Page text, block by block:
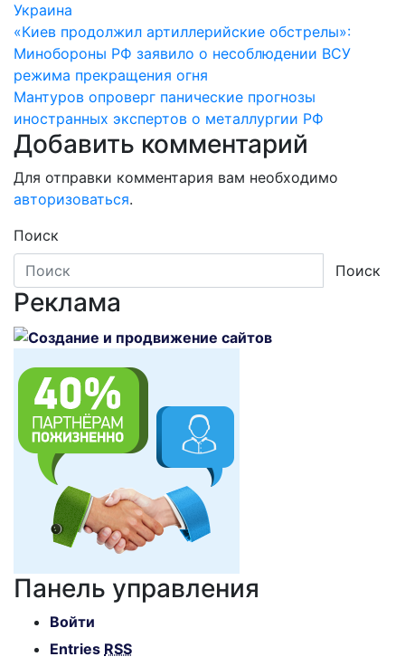
Украина
Навигация
по
записям
«Киев продолжил артиллерийские обстрелы»:
Минобороны РФ заявило о несоблюдении ВСУ
режима прекращения огня
Мантуров опроверг панические прогнозы
иностранных экспертов о металлургии РФ
Добавить комментарий
Для отправки комментария вам необходимо
авторизоваться.
Поиск
Поиск
Реклама
Панель управления
Войти
Entries RSS